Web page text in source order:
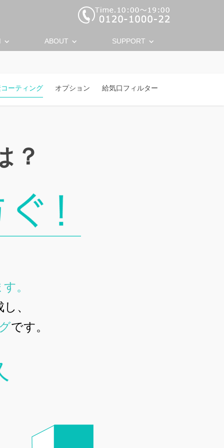
keyboard_arrow_down ABOUT keyboard_arrow_down SUPPORT keyboard_arrow_down
ーティング オプション 給気口フィルター
？
。
、
です。